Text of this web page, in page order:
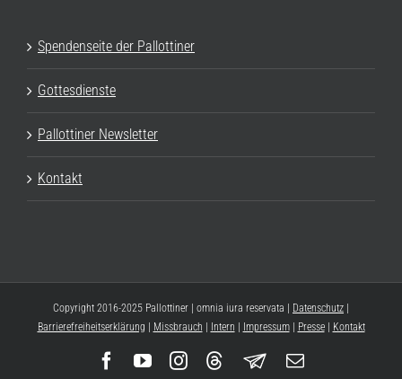
Spendenseite der Pallottiner
Gottesdienste
Pallottiner Newsletter
Kontakt
Copyright 2016-2025 Pallottiner | omnia iura reservata | Datenschutz |
Barrierefreiheitserklärung | Missbrauch | Intern | Impressum| Presse| Kontakt
Facebook
YouTubeInstagram
Threads
Newsletter
E-